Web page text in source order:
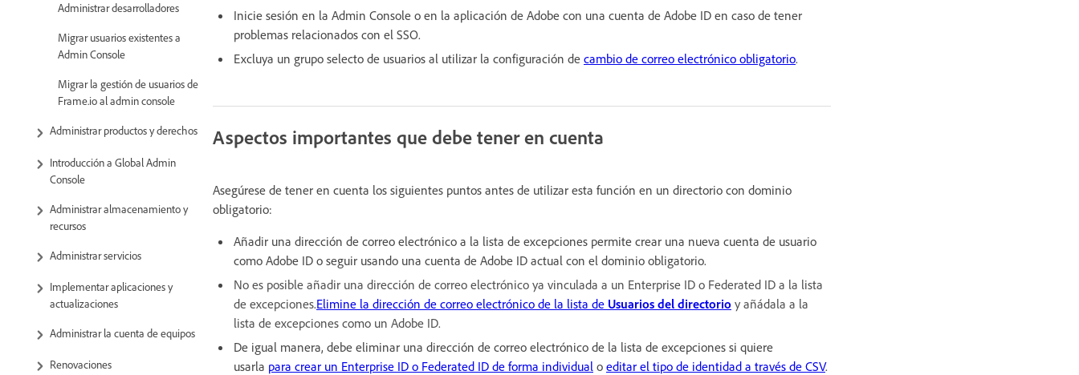
Administrar desarrolladores
Migrar usuarios existentes a
Admin Console
Migrar la gestión de usuarios de
Frame.io al admin console
Administrar productos y derechos
Introducción a Global Admin
Console
Administrar almacenamiento y
recursos
Administrar servicios
Implementar aplicaciones y
actualizaciones
Administrar la cuenta de equipos
Renovaciones
Inicie sesión en la Admin Console o en la aplicación de Adobe con una cuenta de Adobe ID en caso de tener
problemas relacionados con el SSO.
Excluya un grupo selecto de usuarios al utilizar la configuración de cambio de correo electrónico obligatorio.
Aspectos importantes que debe tener en cuenta
Asegúrese de tener en cuenta los siguientes puntos antes de utilizar esta función en un directorio con dominio
obligatorio:
Añadir una dirección de correo electrónico a la lista de excepciones permite crear una nueva cuenta de usuario
como Adobe ID o seguir usando una cuenta de Adobe ID actual con el dominio obligatorio.
No es posible añadir una dirección de correo electrónico ya vinculada a un Enterprise ID o Federated ID a la lista
de excepciones.Elimine la dirección de correo electrónico de la lista de Usuarios del directorio y añádala a la
lista de excepciones como un Adobe ID.
De igual manera, debe eliminar una dirección de correo electrónico de la lista de excepciones si quiere
usarla para crear un Enterprise ID o Federated ID de forma individual o editar el tipo de identidad a través de CSV.